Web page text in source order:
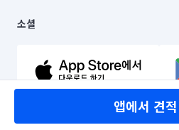
앱에서 견
© 유한회사 미소. Miso, Inc. All Rights
이용약관
문의하기
소셜
유튜브